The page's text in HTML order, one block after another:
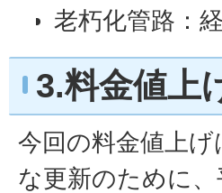
老朽化管路：
3.料金値上
今回の料金値上
な更新のために